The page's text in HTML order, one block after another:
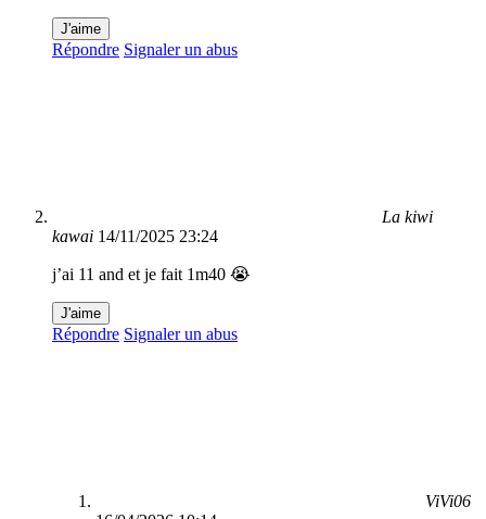
J'aime
Répondre Signaler un abus
La kiwi
kawai 14/11/2025 23:24
j’ai 11 and et je fait 1m40 😭
J'aime
Répondre Signaler un abus
ViVi06